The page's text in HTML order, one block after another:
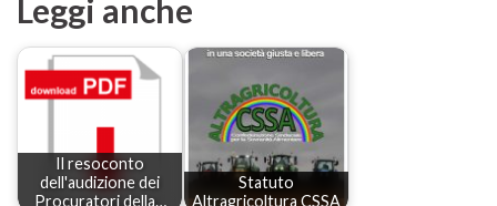
Leggi anche
Il resoconto
dell'audizione dei
Procuratori della…
Statuto
Altragricoltura CSSA